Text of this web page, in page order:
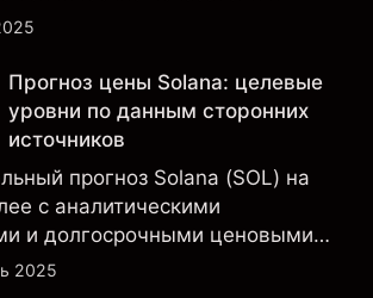
выраженный “бычий”
Прогноз цены Solana: целевые
уровни по данным сторонних
источников
прогноз Solana (SOL) на
с аналитическими
и долгосрочными ценовыми
2025